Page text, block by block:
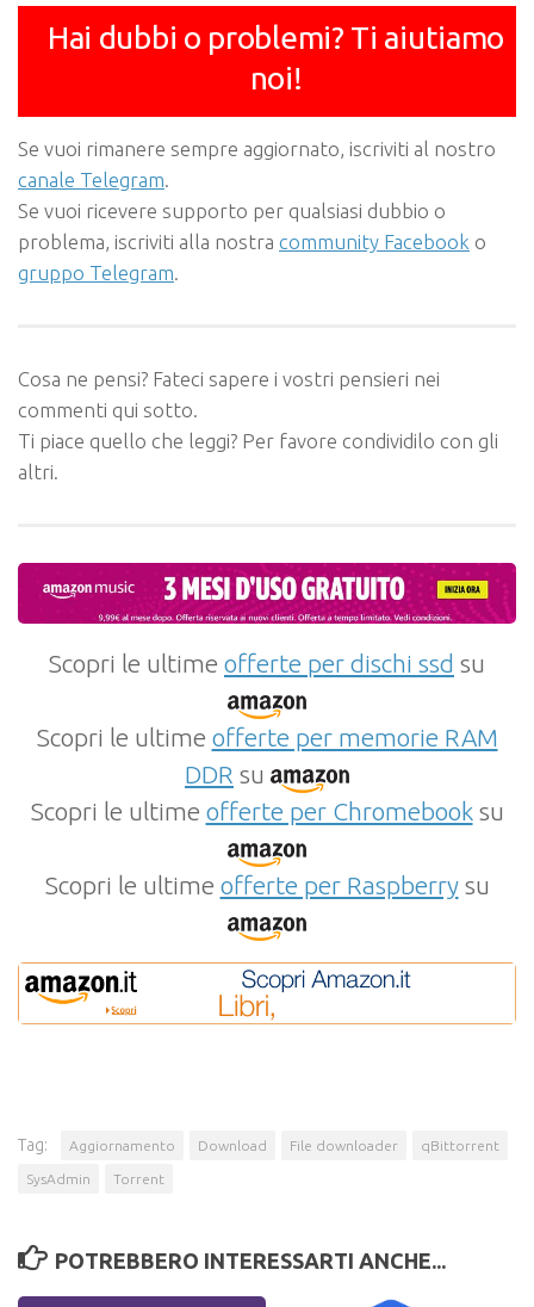
Hai dubbi o problemi? Ti aiutiamo
noi!
Se vuoi rimanere sempre aggiornato, iscriviti al nostro
canale Telegram
Se vuoi ricevere supporto per qualsiasi dubbio o
problema, iscriviti alla nostra community Facebook o
gruppo Telegram
Cosa ne pensi? Fateci sapere i vostri pensieri nei
commenti qui sotto.
Ti piace quello che leggi? Per favore condividilo con gli
altri.
Scopri le ultime offerte per dischi ssd su
Scopri le ultime offerte per memorie RAM
DDR su
Scopri le ultime offerte per Chromebooksu
Scopri le ultime offerte per Raspberrysu
Tag: Aggiornamento Download File downloader qBittorrent
SysAdmin Torrent
POTREBBERO INTERESSARTI ANCHE...